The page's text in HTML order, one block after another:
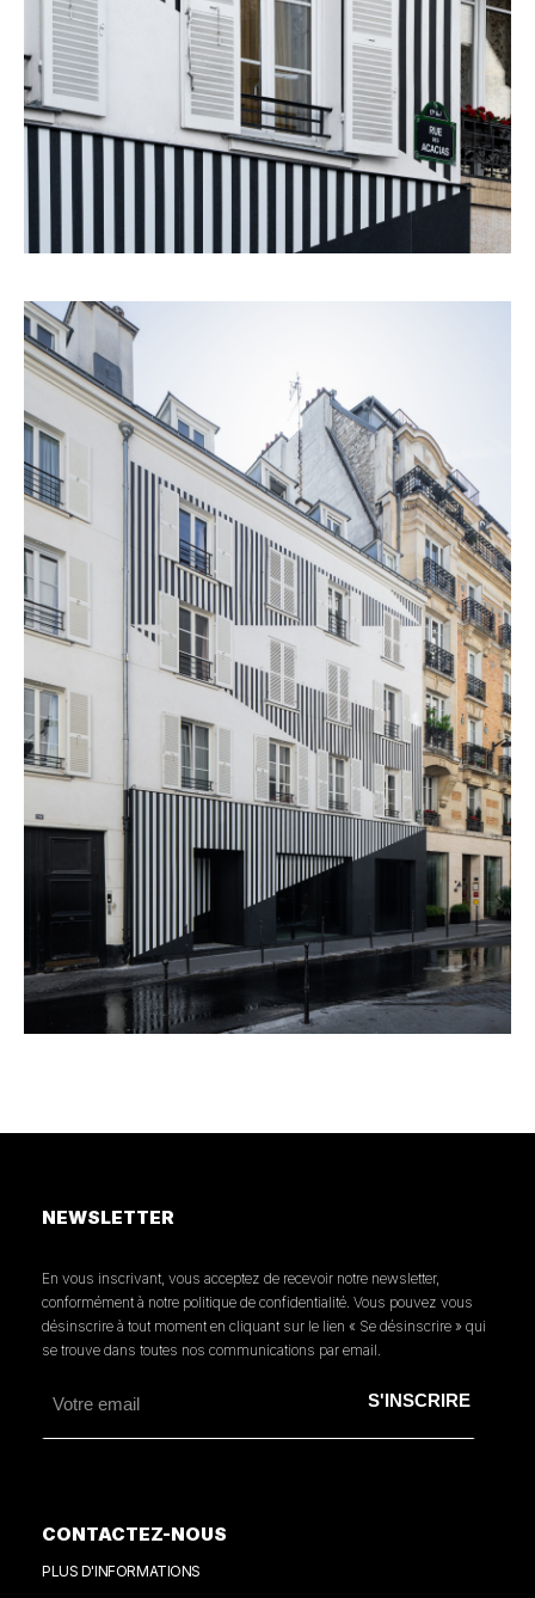
NEWSLETTER
En vous inscrivant, vous acceptez de recevoir notre newsletter,
conformément à notre politique de confidentialité. Vous pouvez vous
désinscrire à tout moment en cliquant sur le lien « Se désinscrire » qui
se trouve dans toutes nos communications par email.
CONTACTEZ-NOUS
PLUS D'INFORMATIONS